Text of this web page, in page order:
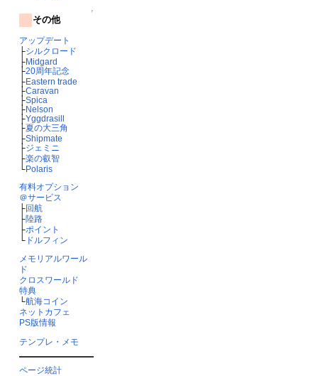
↑
その他
アップデート
├シルクロード
├Midgard
├20周年記念
├Eastern trade
├Caravan
├Spica
├Nelson
├Yggdrasill
├夏の大三角
├Shipmate
├ジェミニ
├楽の叡智
└Polaris
有料オプション
＠サービス
├回航
├陸路
├ポイント
└ドルフィン
メモリアルワール
ド
クロスワールド
特典
└航海コイン
ネットカフェ
PS版情報
テンプレ・メモ
ページ統計